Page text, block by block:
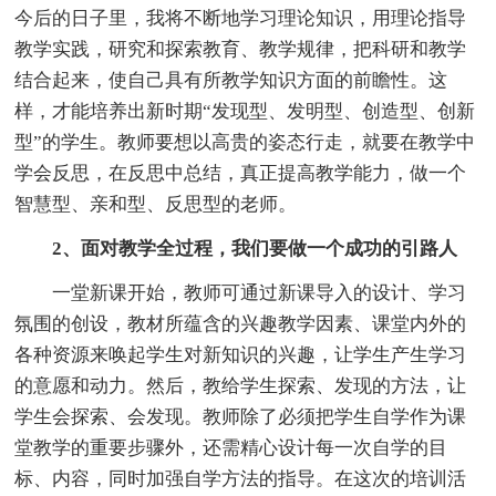
今后的日子里，我将不断地学习理论知识，用理论指导
教学实践，研究和探索教育、教学规律，把科研和教学
结合起来，使自己具有所教学知识方面的前瞻性。这
样，才能培养出新时期“发现型、发明型、创造型、创新
型”的学生。教师要想以高贵的姿态行走，就要在教学中
学会反思，在反思中总结，真正提高教学能力，做一个
智慧型、亲和型、反思型的老师。
2、面对教学全过程，我们要做一个成功的引路人
一堂新课开始，教师可通过新课导入的设计、学习
氛围的创设，教材所蕴含的兴趣教学因素、课堂内外的
各种资源来唤起学生对新知识的兴趣，让学生产生学习
的意愿和动力。然后，教给学生探索、发现的方法，让
学生会探索、会发现。教师除了必须把学生自学作为课
堂教学的重要步骤外，还需精心设计每一次自学的目
标、内容，同时加强自学方法的指导。在这次的培训活